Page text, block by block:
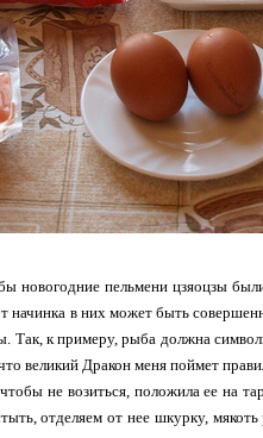
новогодние пельмени цзяоцзы
начинка в них может быть
Так, к примеру, рыба должна
великий Дракон меня поймет
не возиться, положила ее на
отделяем от нее шкурку,